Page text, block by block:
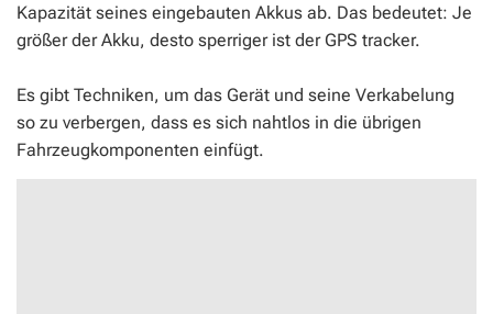
Kapazität seines eingebauten Akkus ab. Das bedeutet: Je
größer der Akku, desto sperriger ist der GPS tracker.
Es gibt Techniken, um das Gerät und seine Verkabelung
so zu verbergen, dass es sich nahtlos in die übrigen
Fahrzeugkomponenten einfügt.